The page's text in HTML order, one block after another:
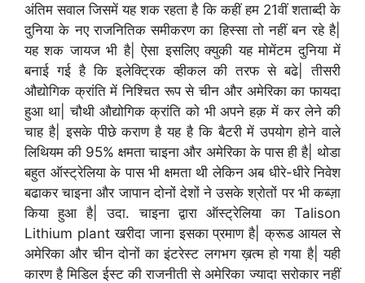
अंतिम सवाल जिसमें यह शक रहता है कि कहीं हम 21वीं शताब्दी के
दुनिया के नए राजनितिक समीकरण का हिस्सा तो नहीं बन रहे है|
यह शक जायज भी है| ऐसा इसलिए क्युकी यह मोमेंटम दुनिया में
बनाई गई है कि इलेक्ट्रिक व्हीकल की तरफ से बढे| तीसरी
औद्योगिक क्रांति में निश्चित रूप से चीन और अमेरिका का फायदा
हुआ था| चौथी औद्योगिक क्रांति को भी अपने हक़ में कर लेने की
चाह है| इसके पीछे कराण है यह है कि बैटरी में उपयोग होने वाले
लिथियम की 95% क्षमता चाइना और अमेरिका के पास ही है| थोडा
बहुत ऑस्ट्रेलिया के पास भी क्षमता थी लेकिन अब धीरे-धीरे निवेश
बढाकर चाइना और जापान दोनों देशों ने उसके श्रोतों पर भी कब्ज़ा
किया हुआ है| उदा. चाइना द्वारा ऑस्ट्रेलिया का Talison
Lithium plant खरीदा जाना इसका प्रमाण है| क्रूड आयल से
अमेरिका और चीन दोनों का इंटरेस्ट लगभग ख़त्म हो गया है| यही
कारण है मिडिल ईस्ट की राजनीती से अमेरिका ज्यादा सरोकार नहीं